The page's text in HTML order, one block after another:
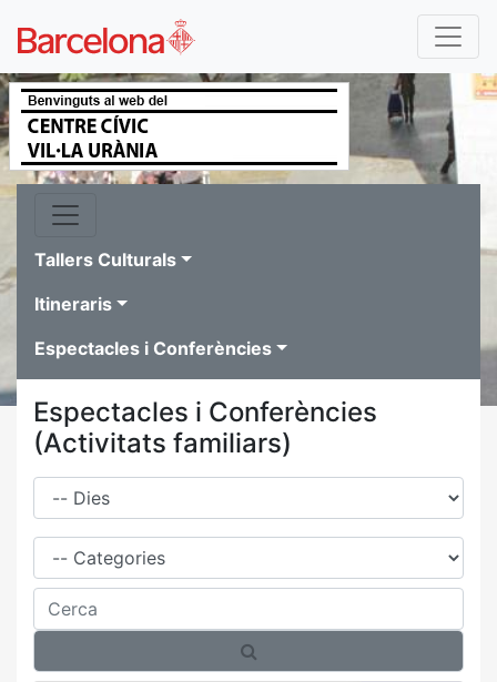
Tallers Culturals
Itineraris
Espectacles i Conferències
Espectacles i Conferències
(Activitats familiars)
Dies
Família
Cerca